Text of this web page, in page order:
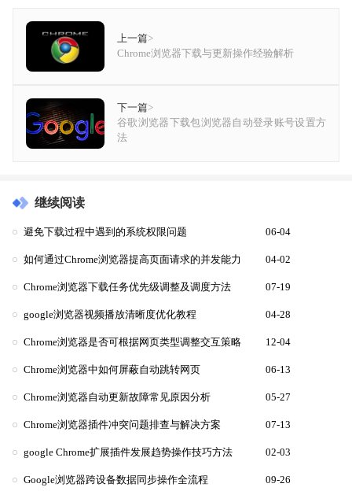
上一篇>
Chrome浏览器下载与更新操作经验解析
下一篇>
谷歌浏览器下载包浏览器自动登录账号设置方
法
继续阅读
避免下载过程中遇到的系统权限问题 06-04
如何通过Chrome浏览器提高页面请求的并发能力 04-02
Chrome浏览器下载任务优先级调整及调度方法 07-19
google浏览器视频播放清晰度优化教程 04-28
Chrome浏览器是否可根据网页类型调整交互策略 12-04
Chrome浏览器中如何屏蔽自动跳转网页 06-13
Chrome浏览器自动更新故障常见原因分析 05-27
Chrome浏览器插件冲突问题排查与解决方案 07-13
google Chrome扩展插件发展趋势操作技巧方法 02-03
Google浏览器跨设备数据同步操作全流程 09-26